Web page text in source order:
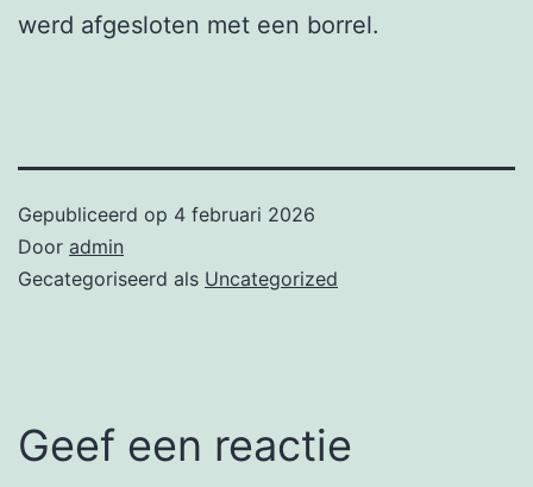
werd afgesloten met een borrel.
Gepubliceerd op 4 februari 2026
Door admin
Gecategoriseerd als Uncategorized
Geef een reactie